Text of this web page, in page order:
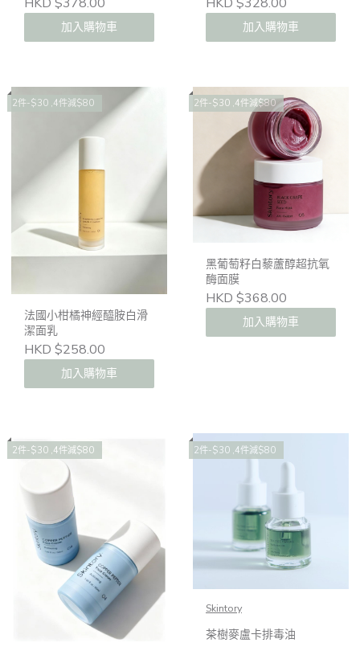
加入購物車 加入購物車
2件-$30 ,4件減$80
法國小柑橘神經醯胺白滑
潔面乳
HKD $258.00
加入購物車
2件-$30 ,4件減$80
黑葡萄籽白藜蘆醇超抗氧
酶面膜
HKD $368.00
加入購物車
2件-$30 ,4件減$80 2件-$30 ,4件減$80
Skintory
茶樹麥盧卡排毒油